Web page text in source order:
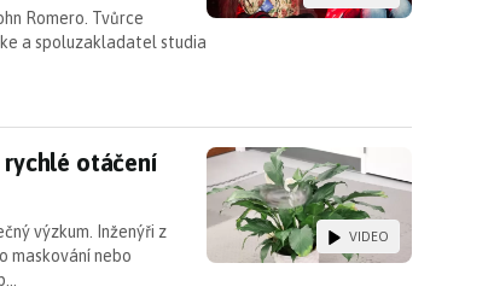
Romero. Tvůrce
a spoluzakladatel studia
rychlé otáčení místo maskování
rychlé otáčení
výzkum. Inženýři z
maskování nebo
VIDEO